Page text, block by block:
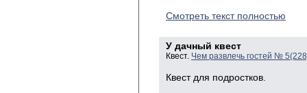
Смотреть текст полностью
У дачный квест
Квест. Чем развлечь гостей №
Квест для подростков.